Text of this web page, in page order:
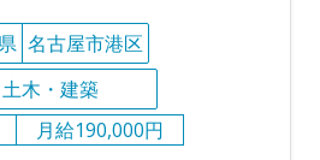
名古屋市港区
土木・建築
月給190,000円